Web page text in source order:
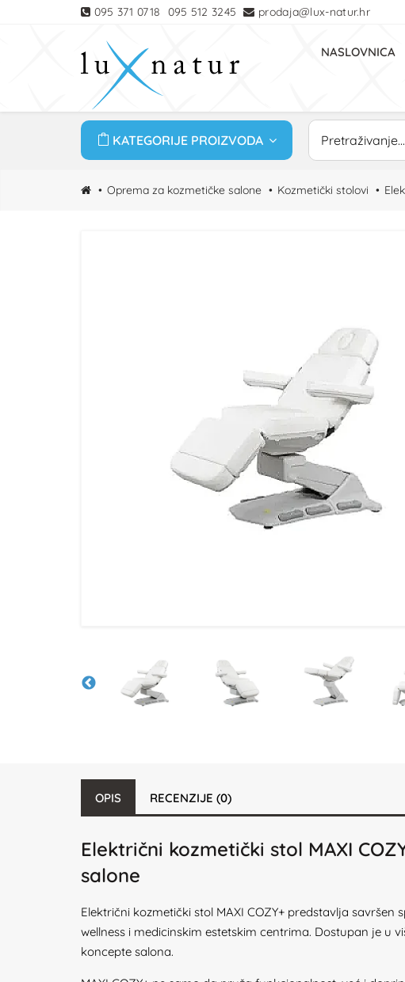
095 371 0718 095 512 3245 prodaja@lux-natur.hr
NASLOVNICA
KATEGORIJE PROIZVODA
Oprema za kozmetičke salone Kozmetički stolovi
OPIS RECENZIJE (0)
Električni kozmetički stol MAXI
salone
Električni kozmetički stol MAXI COZY+ predstavlja
wellness i medicinskim estetskim centrima. Dostupan je u
koncepte salona.